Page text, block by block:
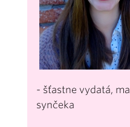
- šťastne vydatá,
synčeka